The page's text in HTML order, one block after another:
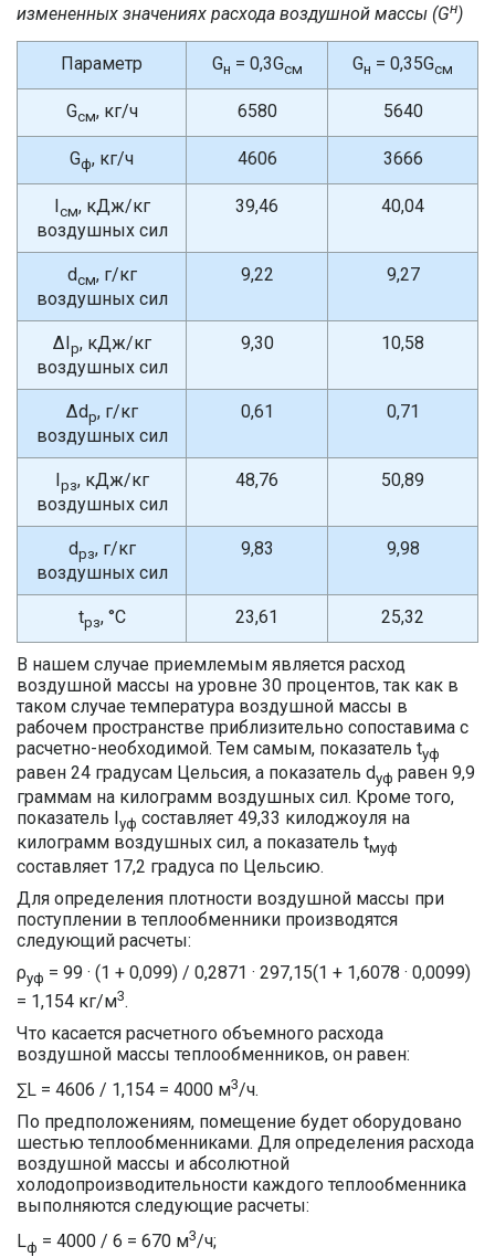
измененных значениях расхода воздушной массы (Gн)
Параметр Gн = 0,3Gсм Gн = 0,35Gсм
Gсм, кг/ч 6580 5640
Gф, кг/ч 4606 3666
Iсм, кДж/кг
воздушных сил
39,46 40,04
dсм, г/кг
воздушных сил
9,22 9,27
ΔIр, кДж/кг
воздушных сил
9,30 10,58
Δdр, г/кг
воздушных сил
0,61 0,71
Iрз, кДж/кг
воздушных сил
48,76 50,89
dрз, г/кг
воздушных сил
9,83 9,98
tрз, °C 23,61 25,32
В нашем случае приемлемым является расход
воздушной массы на уровне 30 процентов, так как в
таком случае температура воздушной массы в
рабочем пространстве приблизительно сопоставима с
расчетно-необходимой. Тем самым, показатель tуф
равен 24 градусам Цельсия, а показатель dуф равен 9,9
граммам на килограмм воздушных сил. Кроме того,
показатель Iуф составляет 49,33 килоджоуля на
килограмм воздушных сил, а показатель tмуф
составляет 17,2 градуса по Цельсию.
Для определения плотности воздушной массы при
поступлении в теплообменники производятся
следующий расчеты:
ρуф = 99 · (1 + 0,099) / 0,2871 · 297,15(1 + 1,6078 · 0,0099)
= 1,154 кг/м3.
Что касается расчетного объемного расхода
воздушной массы теплообменников, он равен:
∑L = 4606 / 1,154 = 4000 м3/ч.
По предположениям, помещение будет оборудовано
шестью теплообменниками. Для определения расхода
воздушной массы и абсолютной
холодопроизводительности каждого теплообменника
выполняются следующие расчеты:
Lф = 4000 / 6 = 670 м3/ч;